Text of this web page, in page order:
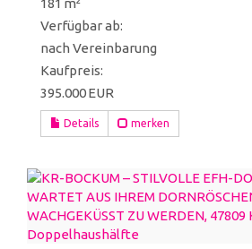
Verfügbar ab:
nach Vereinbarung
Kaufpreis:
395.000 EUR
Details merken